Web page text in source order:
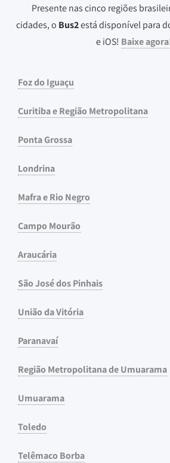
Presente nas cinco regiões
cidades, o Bus2está disponível para
e iOS! Baixe
Foz do Iguaçu
Curitiba e Região Metropolitana
Ponta Grossa
Londrina
Mafra e Rio Negro
Campo Mourão
Araucária
São José dos Pinhais
União da Vitória
Paranavaí
Região Metropolitana de Umuarama
Umuarama
Toledo
Telêmaco Borba